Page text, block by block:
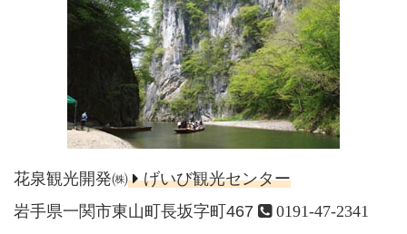
花泉観光開発㈱ げいび観光センター
岩手県一関市東山町長坂字町467
0191-47-2341